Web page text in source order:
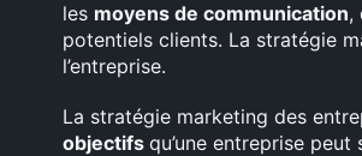
les moyens de communication,
potentiels clients. La stratégie
l’entreprise.
La stratégie marketing des
objectifs qu’une entreprise